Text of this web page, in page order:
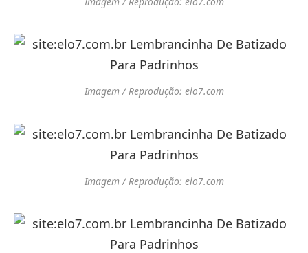
Imagem / Reprodução: elo7.com
Imagem / Reprodução: elo7.com